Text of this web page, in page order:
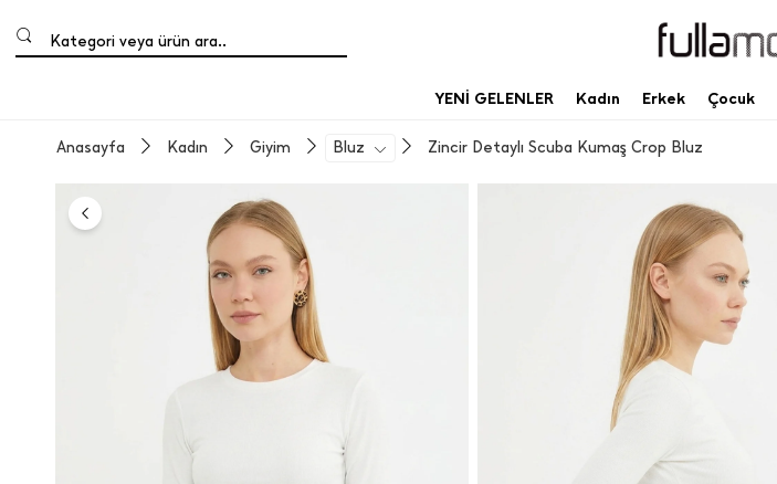
Kategori veya ürün ara..
YENİ GELENLER Kadın Erkek Çocuk
Zincir Detaylı Scuba Kumaş Crop Bluz
Bluz
Giyim
Kadın
Anasayfa